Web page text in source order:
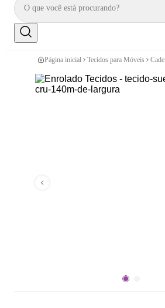
Página inicial Tecidos para Móveis